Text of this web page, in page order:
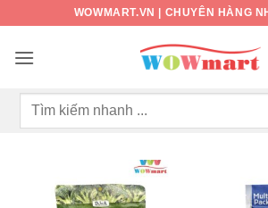
nội
WOWMART.VN | CHUYÊN HÀNG
Tìm